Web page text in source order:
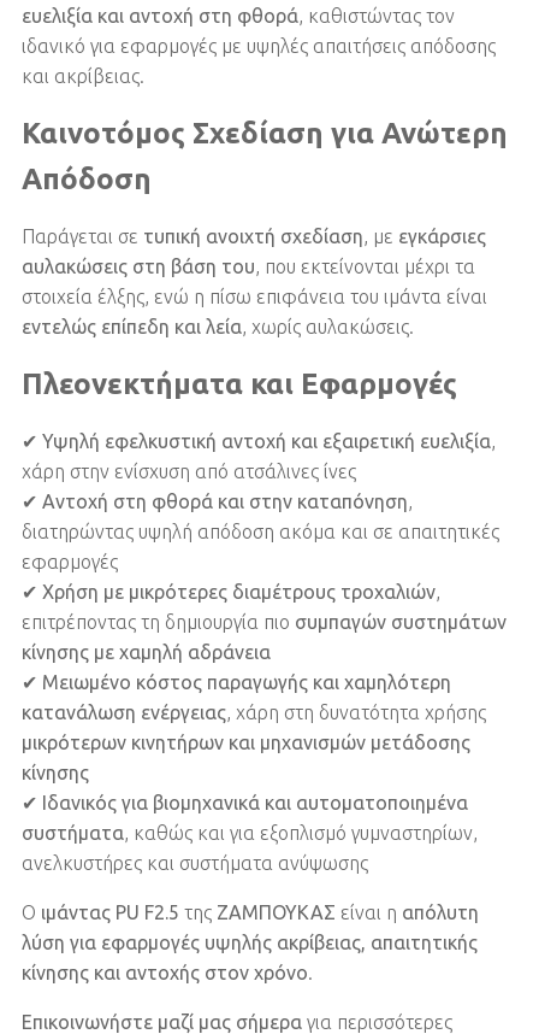
ευελιξία και αντοχή στη φθορά, καθιστώντας τον
ιδανικό για εφαρμογές με υψηλές απαιτήσεις απόδοσης
και ακρίβειας.
Καινοτόμος Σχεδίαση για Ανώτερη
Απόδοση
Παράγεται σε τυπική ανοιχτή σχεδίαση, με εγκάρσιες
αυλακώσεις στη βάση του, που εκτείνονται μέχρι τα
στοιχεία έλξης, ενώ η πίσω επιφάνεια του ιμάντα είναι
εντελώς επίπεδη και λεία, χωρίς αυλακώσεις.
Πλεονεκτήματα και Εφαρμογές
✔ Υψηλή εφελκυστική αντοχή και εξαιρετική ευελιξία,
χάρη στην ενίσχυση από ατσάλινες ίνες
✔ Αντοχή στη φθορά και στην καταπόνηση,
διατηρώντας υψηλή απόδοση ακόμα και σε απαιτητικές
εφαρμογές
✔ Χρήση με μικρότερες διαμέτρους τροχαλιών,
επιτρέποντας τη δημιουργία πιο συμπαγών συστημάτων
κίνησης με χαμηλή αδράνεια
✔ Μειωμένο κόστος παραγωγής και χαμηλότερη
κατανάλωση ενέργειας, χάρη στη δυνατότητα χρήσης
μικρότερων κινητήρων και μηχανισμών μετάδοσης
κίνησης
✔ Ιδανικός για βιομηχανικά και αυτοματοποιημένα
συστήματα, καθώς και για εξοπλισμό γυμναστηρίων,
ανελκυστήρες και συστήματα ανύψωσης
Ο ιμάντας PU F2.5 της ΖΑΜΠΟΥΚΑΣ είναι η απόλυτη
λύση για εφαρμογές υψηλής ακρίβειας, απαιτητικής
κίνησης και αντοχής στον χρόνο.
Επικοινωνήστε μαζί μας σήμεραγια περισσότερες